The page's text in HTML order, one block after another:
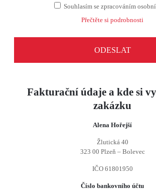
Souhlasím se zpracováním
Přečtěte si podrobnosti
Fakturační údaje a kde si
zakázku
Alena Hořejší
Žlutická 40
323 00 Plzeň – Bolevec
IČO 61801950
Číslo bankovního účtu